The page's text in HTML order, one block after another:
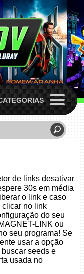
de links desativar
30s em média
o link e caso
clicar no link
do seu
LINK ou
seu programa! Se
usar a opção
seeds e
usada no